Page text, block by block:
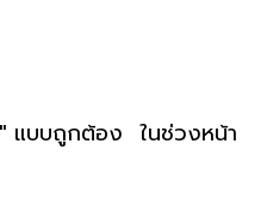
แบบถูกต้อง ในช่วงหน้า